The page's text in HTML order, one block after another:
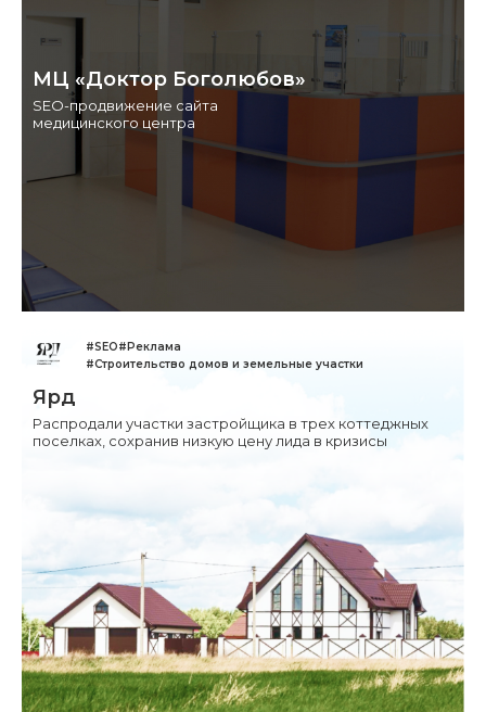
МЦ «Доктор Боголюбов»
SEO-продвижение сайта
медицинского центра
#SEO#Реклама
#Строительство домов и земельные участки
Ярд
Распродали участки застройщика в трех коттеджных
поселках, сохранив низкую цену лида в кризисы